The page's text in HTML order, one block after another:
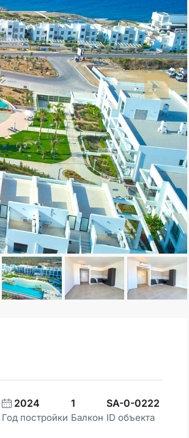
2024
Год постройки
1
Балкон
SA-0-0222
ID объекта